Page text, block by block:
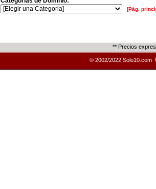
[Pág.
** Precios
© 2002/2022 Solo10.com